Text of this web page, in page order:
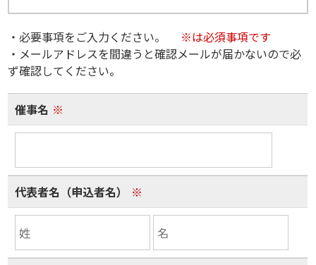
・必要事項をご入力ください。
※は必須事項です
・メールアドレスを間違うと確認メールが届かないので必
ず確認してください。
催事名 ※
代表者名（申込者名） ※